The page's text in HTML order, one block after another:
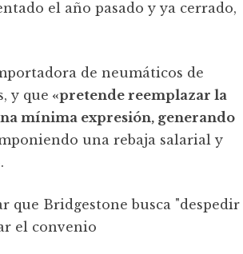
el año pasado y ya cerrado,
de neumáticos de
y que «pretende reemplazar la
mínima expresión, generando
una rebaja salarial y